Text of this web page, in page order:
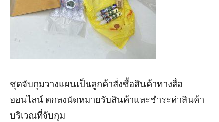
ชุดจับกุมวางแผนเป็นลูกค้าสั่งซื้อสินค้าทางสื่อ
ออนไลน์ ตกลงนัดหมายรับสินค้าและชำระค่าสินค้า
บริเวณที่จับกุม